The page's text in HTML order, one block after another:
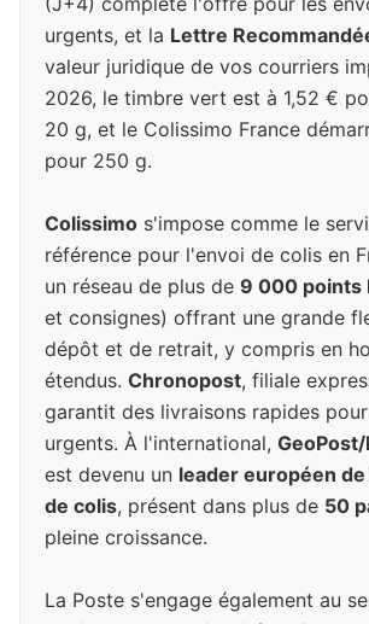
urgents, et la Lettre
valeur juridique de vos courriers
2026, le timbre vert est à 1,52 €
20 g, et le Colissimo France
pour 250 g.
Colissimo s'impose comme le
référence pour l'envoi de colis en
un réseau de plus de 9 000 points
et consignes) offrant une grande
dépôt et de retrait, y compris en
étendus. Chronopost, filiale
garantit des livraisons rapides
urgents. À l'international,
est devenu un leader européen
de colis, présent dans plus de 50
pleine croissance.
La Poste s'engage également au